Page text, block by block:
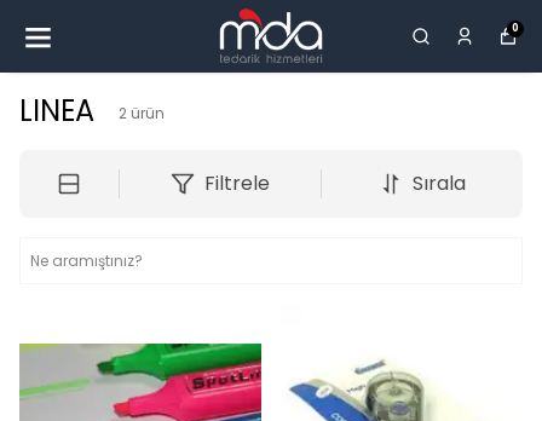
0
LINEA 2 ürün
Filtrele Sırala